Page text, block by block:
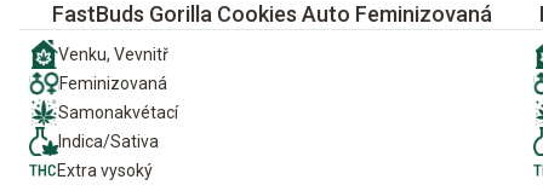
FastBuds Gorilla Cookies Auto Feminizovaná
Venku, Vevnitř
Feminizovaná
Samonakvétací
Indica/Sativa
Extra vysoký